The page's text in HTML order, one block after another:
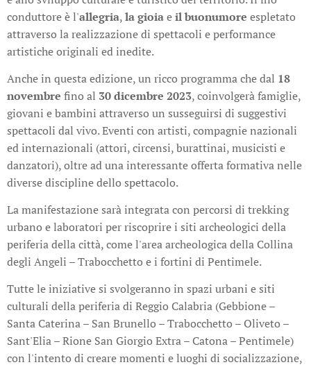
conduttore è l'allegria,la gioiaeil buonumore espletato
attraverso la realizzazione di spettacoli e performance
artistiche originali ed inedite.
Anche in questa edizione, un ricco programma che dal 18
novembre fino al 30 dicembre 2023, coinvolgerà famiglie,
giovani e bambini attraverso un susseguirsi di suggestivi
spettacoli dal vivo. Eventi con artisti, compagnie nazionali
ed internazionali (attori, circensi, burattinai, musicisti e
danzatori), oltre ad una interessante offerta formativa nelle
diverse discipline dello spettacolo.
La manifestazione sarà integrata con percorsi di trekking
urbano e laboratori per riscoprire i siti archeologici della
periferia della città, come l'area archeologica della Collina
degli Angeli – Trabocchetto e i fortini di Pentimele.
Tutte le iniziative si svolgeranno in spazi urbani e siti
culturali della periferia di Reggio Calabria (Gebbione –
Santa Caterina – San Brunello – Trabocchetto – Oliveto –
Sant'Elia – Rione San Giorgio Extra – Catona – Pentimele)
con l'intento di creare momenti e luoghi di socializzazione,